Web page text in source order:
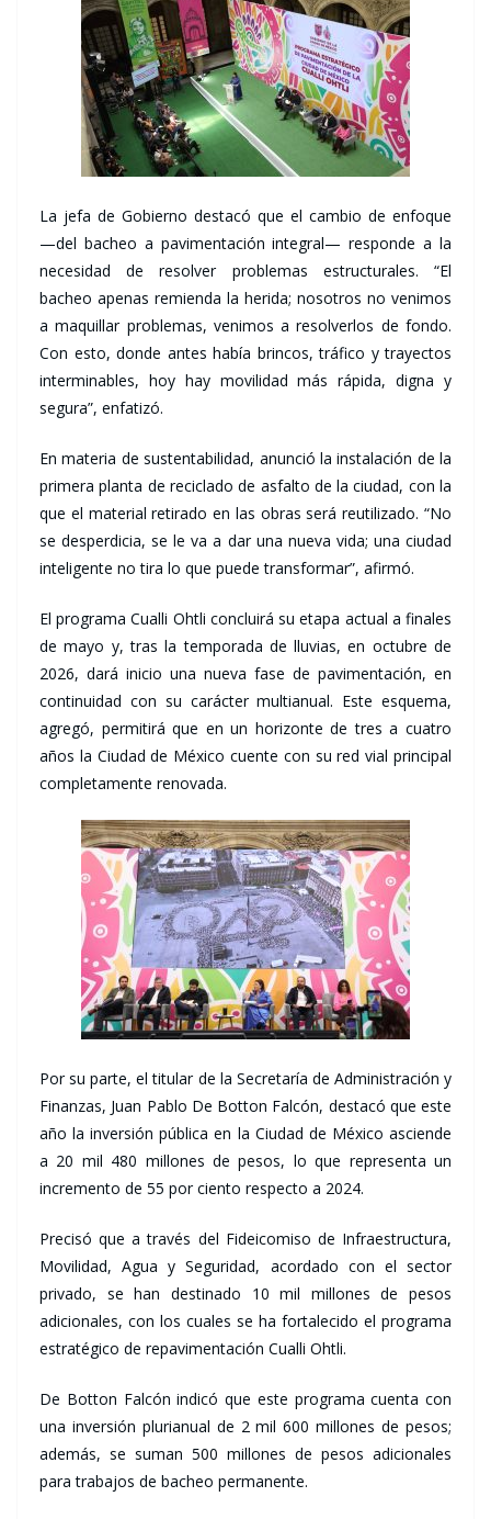
La jefa de Gobierno destacó que el cambio de enfoque
—del bacheo a pavimentación integral— responde a la
necesidad de resolver problemas estructurales. “El
bacheo apenas remienda la herida; nosotros no venimos
a maquillar problemas, venimos a resolverlos de fondo.
Con esto, donde antes había brincos, tráfico y trayectos
interminables, hoy hay movilidad más rápida, digna y
segura”, enfatizó.
En materia de sustentabilidad, anunció la instalación de la
primera planta de reciclado de asfalto de la ciudad, con la
que el material retirado en las obras será reutilizado. “No
se desperdicia, se le va a dar una nueva vida; una ciudad
inteligente no tira lo que puede transformar”, afirmó.
El programa Cualli Ohtli concluirá su etapa actual a finales
de mayo y, tras la temporada de lluvias, en octubre de
2026, dará inicio una nueva fase de pavimentación, en
continuidad con su carácter multianual. Este esquema,
agregó, permitirá que en un horizonte de tres a cuatro
años la Ciudad de México cuente con su red vial principal
completamente renovada.
Por su parte, el titular de la Secretaría de Administración y
Finanzas, Juan Pablo De Botton Falcón, destacó que este
año la inversión pública en la Ciudad de México asciende
a 20 mil 480 millones de pesos, lo que representa un
incremento de 55 por ciento respecto a 2024.
Precisó que a través del Fideicomiso de Infraestructura,
Movilidad, Agua y Seguridad, acordado con el sector
privado, se han destinado 10 mil millones de pesos
adicionales, con los cuales se ha fortalecido el programa
estratégico de repavimentación Cualli Ohtli.
De Botton Falcón indicó que este programa cuenta con
una inversión plurianual de 2 mil 600 millones de pesos;
además, se suman 500 millones de pesos adicionales
para trabajos de bacheo permanente.